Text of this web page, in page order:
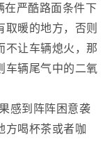
严酷路面条件下
暖的地方，否则
不让车辆熄火，那
车辆尾气中的二氧
感到阵阵困意袭
方喝杯茶或者咖